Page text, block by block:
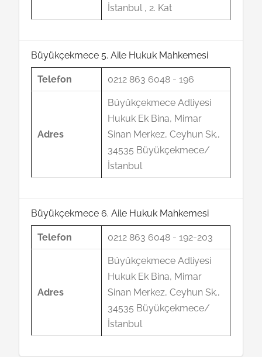
İstanbul , 2. Kat
Büyükçekmece 5. Aile Hukuk Mahkemesi
Telefon 0212 863 6048 - 196
Adres
Büyükçekmece Adliyesi
Hukuk Ek Bina, Mimar
Sinan Merkez, Ceyhun Sk.,
34535 Büyükçekmece/
İstanbul
Büyükçekmece 6. Aile Hukuk Mahkemesi
Telefon 0212 863 6048 - 192-203
Adres
Büyükçekmece Adliyesi
Hukuk Ek Bina, Mimar
Sinan Merkez, Ceyhun Sk.,
34535 Büyükçekmece/
İstanbul